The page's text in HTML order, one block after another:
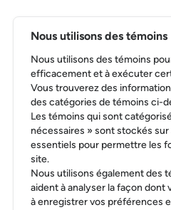
Nous utilisons des témoins
Nous utilisons des témoins
efficacement et à exécuter
Vous trouverez des
des catégories de témoins ci-
Les témoins qui sont
nécessaires » sont stockés
essentiels pour permettre les
site.
Nous utilisons également des
aident à analyser la façon dont
à enregistrer vos préférences